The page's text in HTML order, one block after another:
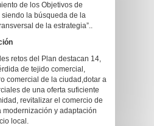
de los Objetivos de
la búsqueda de la
de la estrategia”..
retos del Plan destacan 14,
de tejido comercial,
comercial de la ciudad,dotar a
de una oferta suficiente
revitalizar el comercio de
modernización y adaptación
local.